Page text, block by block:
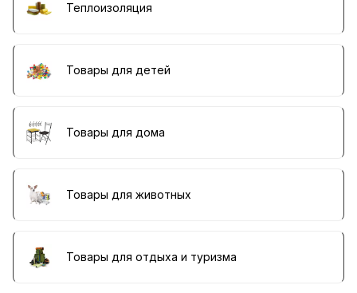
Теплоизоляция
Товары для детей
Товары для дома
Товары для животных
Товары для отдыха и туризма